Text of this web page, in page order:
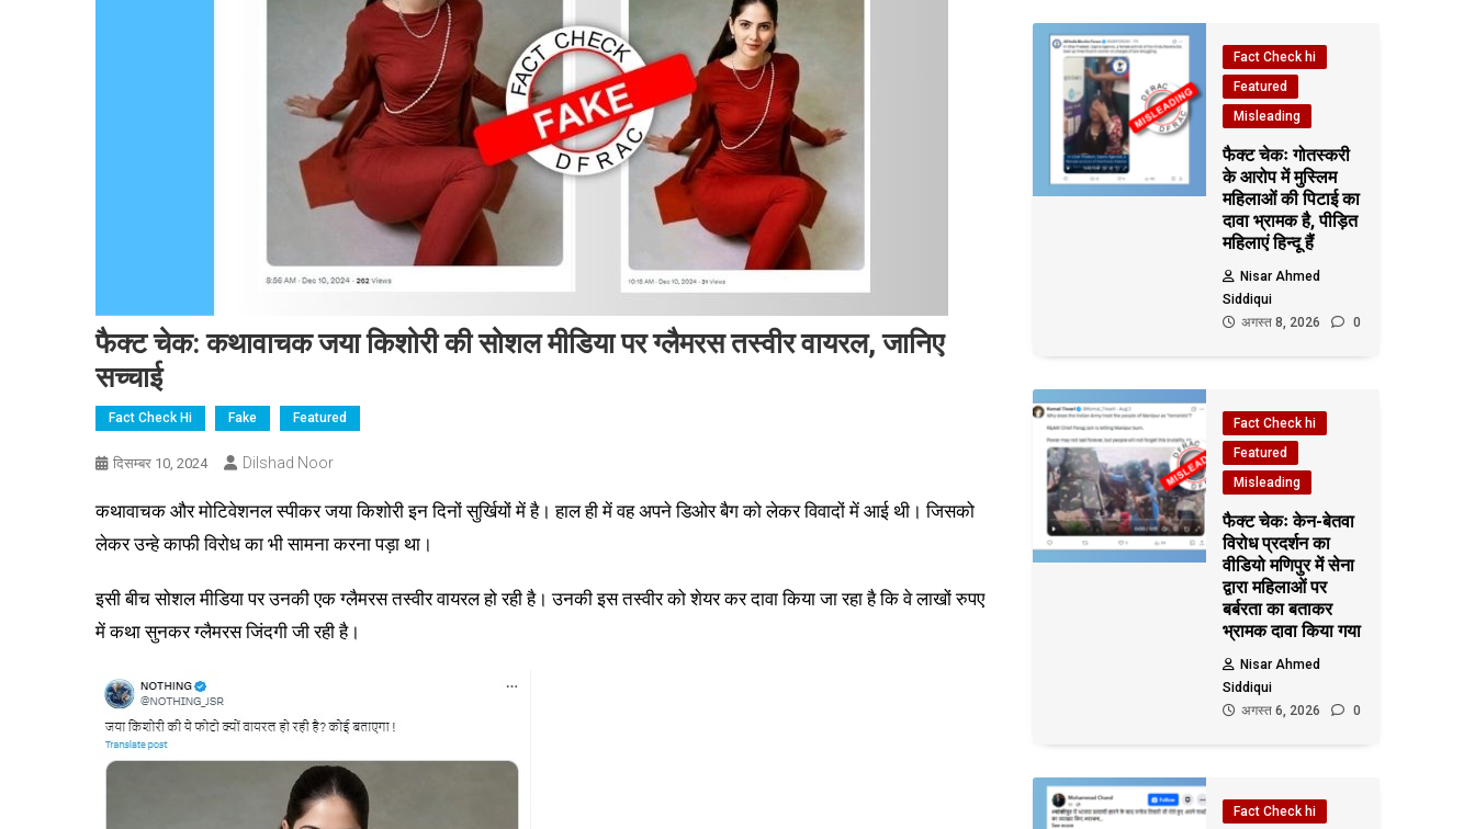
फैक्ट चेक: कथावाचक जया किशोरी की सोशल मीडिया पर ग्लैमरस तस्वीर वायरल, जानिए
सच्चाई
Fact Check Hi Fake Featured
दिसम्बर 10, 2024 Dilshad Noor
कथावाचक और मोटिवेशनल स्पीकर जया किशोरी इन दिनों सुर्खियों में है। हाल ही में वह अपने डिओर बैग को लेकर विवादों में आई थी। जिसको
लेकर उन्हे काफी विरोध का भी सामना करना पड़ा था।
इसी बीच सोशल मीडिया पर उनकी एक ग्लैमरस तस्वीर वायरल हो रही है। उनकी इस तस्वीर को शेयर कर दावा किया जा रहा है कि वे लाखों रुपए
में कथा सुनकर ग्लैमरस जिंदगी जी रही है।
Fact Check hi
Featured
Misleading
फैक्ट चेकः गोतस्करी
के आरोप में मुस्लिम
महिलाओं की पिटाई का
दावा भ्रामक है, पीड़ित
महिलाएं हिन्दू हैं
Nisar Ahmed
Siddiqui
अगस्त 8, 2026
0
Fact Check hi
Featured
Misleading
फैक्ट चेकः केन-बेतवा
विरोध प्रदर्शन का
वीडियो मणिपुर में सेना
द्वारा महिलाओं पर
बर्बरता का बताकर
भ्रामक दावा किया गया
Nisar Ahmed
Siddiqui
अगस्त 6, 2026
0
Fact Check hi